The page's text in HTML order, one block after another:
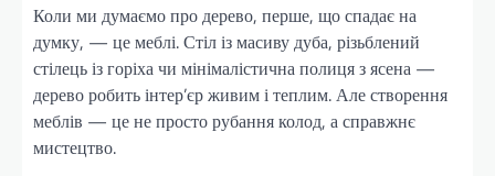
Коли ми думаємо про дерево, перше, що спадає на
думку, — це меблі. Стіл із масиву дуба, різьблений
стілець із горіха чи мінімалістична полиця з ясена —
дерево робить інтер’єр живим і теплим. Але створення
меблів — це не просто рубання колод, а справжнє
мистецтво.